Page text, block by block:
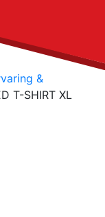
&
T-SHIRT XL